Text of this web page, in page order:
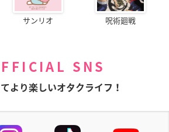
サンリオ 呪術廻戦
SNS
より楽しいオタクライフ！